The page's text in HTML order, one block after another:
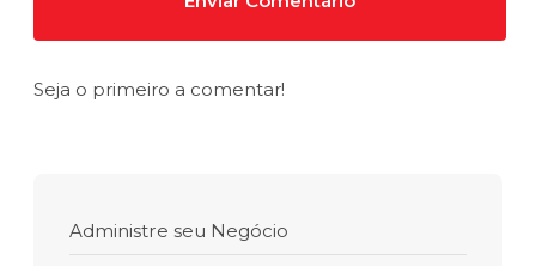
Seja o primeiro a comentar!
Administre seu Negócio